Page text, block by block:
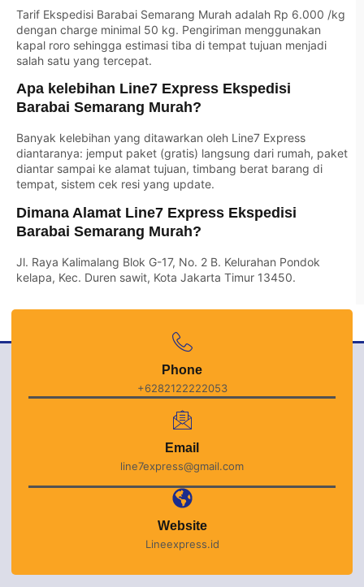
Tarif Ekspedisi Barabai Semarang Murah adalah Rp 6.000 /kg
dengan charge minimal 50 kg. Pengiriman menggunakan
kapal roro sehingga estimasi tiba di tempat tujuan menjadi
salah satu yang tercepat.
Apa kelebihan Line7 Express Ekspedisi
Barabai Semarang Murah?
Banyak kelebihan yang ditawarkan oleh Line7 Express
diantaranya: jemput paket (gratis) langsung dari rumah, paket
diantar sampai ke alamat tujuan, timbang berat barang di
tempat, sistem cek resi yang update.
Dimana Alamat Line7 Express Ekspedisi
Barabai Semarang Murah?
Jl. Raya Kalimalang Blok G-17, No. 2 B. Kelurahan Pondok
kelapa, Kec. Duren sawit, Kota Jakarta Timur 13450.
Phone
+6282122222053
Email
line7express@gmail.com
Website
Lineexpress.id